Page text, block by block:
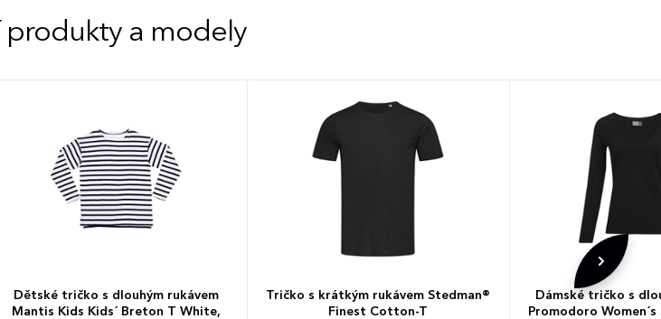
produkty a modely
Dětské tričko s dlouhým rukávem
Mantis Kids Kids´ Breton T White,
Tričko s krátkým rukávem Stedman®
Finest Cotton-T
Dámské tričko s
Promodoro